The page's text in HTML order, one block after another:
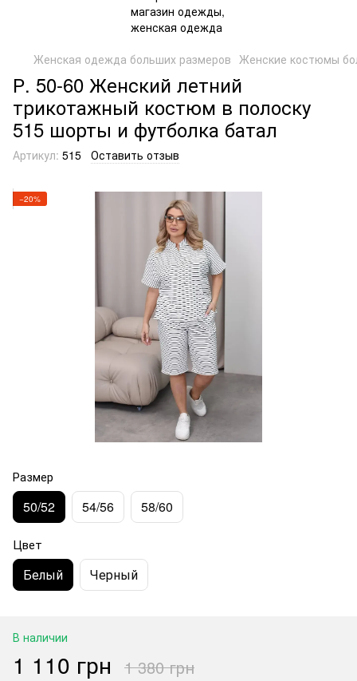
Женская одежда больших размеров Женские костюмы
Р. 50-60 Женский летний
трикотажный костюм в полоску
515 шорты и футболка батал
Артикул: 515 Оставить отзыв
−20%
Размер
50/52 54/56 58/60
Цвет
Белый Черный
В наличии
1 110 грн 1 380 грн